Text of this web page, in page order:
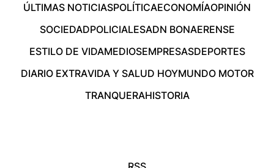
ÚLTIMAS NOTICIASPOLÍTICAECONOMÍAOPINIÓN
SOCIEDADPOLICIALESADN BONAERENSE
ESTILO DE VIDAMEDIOSEMPRESASDEPORTES
DIARIO EXTRAVIDA Y SALUD HOYMUNDO MOTOR
TRANQUERAHISTORIA